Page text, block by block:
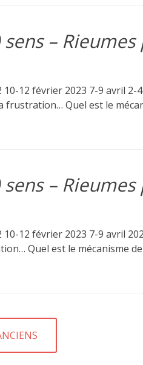
sens –
10-12 février 2023 7-9 avril
frustration… Quel est le
sens –
10-12 février 2023 7-9 avril
Quel est le mécanisme